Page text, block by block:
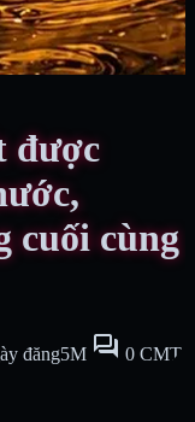
được
cuối cùng
đăng5M forum 0 CMT